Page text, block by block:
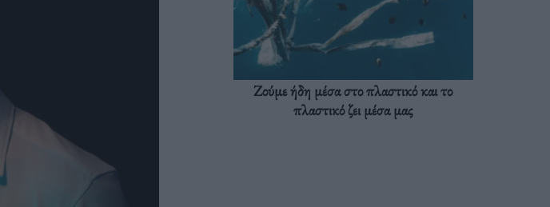
Ζούμε ήδη μέσα στο πλαστικό και το
πλαστικό ζει μέσα μας